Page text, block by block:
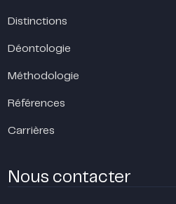
Distinctions
Déontologie
Méthodologie
Références
Carrières
Nous contacter